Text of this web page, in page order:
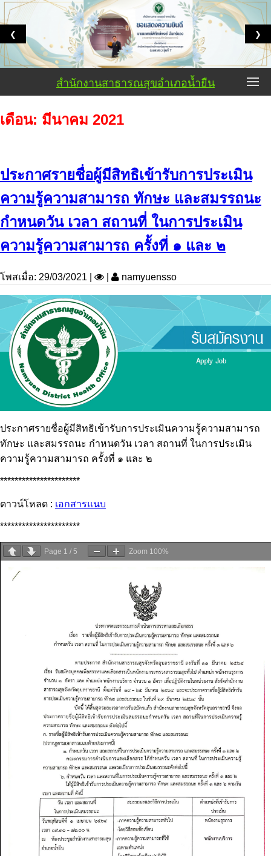
❮ ❯
สำนักงานสาธารณสุขอำเภอน้ำยืน
เดือน: มีนาคม 2021
ประกาศรายชื่อผู้มีสิทธิเข้ารับการประเมิน
ความรู้ความสามารถ ทักษะ และสมรรถนะ
กำหนดวัน เวลา สถานที่ ในการประเมิน
ความรู้ความสามารถ ครั้งที่ ๑ และ ๒
โพสเมื่อ: 29/03/2021 | namyuensso
ประกาศรายชื่อผู้มีสิทธิเข้ารับการประเมินความรู้ความสามารถ
ทักษะ และสมรรถนะ กำหนดวัน เวลา สถานที่ ในการประเมิน
ความรู้ความสามารถ ครั้งที่ ๑ และ ๒
**********************
ดาวน์โหลด : เอกสารแนบ
**********************
Page 1 / 5 Zoom 100%